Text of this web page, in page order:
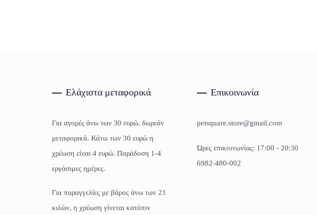
Ελάχιστα μεταφορικά
Για αγορές άνω των 30 ευρώ, δωρεάν
μεταφορικά. Κάτω των 30 ευρώ η
χρέωση είναι 4 ευρώ. Παράδοση 1-4
εργάσιμες ημέρες.
Για παραγγελίες με βάρος άνω των 21
κιλών, η χρέωση γίνεται κατόπιν
Επικοινωνία
petsquare.store@gmail.com
Ώρες επικοινωνίας: 17:00 - 20:30
6982-480-002